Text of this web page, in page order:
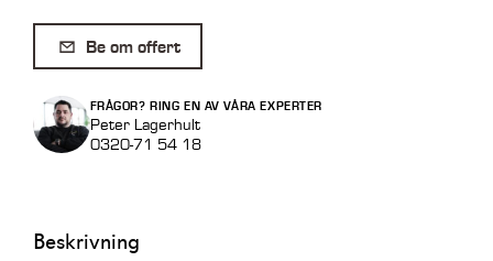
T-
Cut
mängd
Be om offert
FRÅGOR? RING EN AV VÅRA EXPERTER
Peter Lagerhult
0320-71 54 18
Beskrivning